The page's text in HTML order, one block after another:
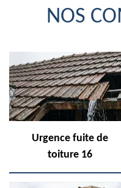
NOS
Urgence fuite de
toiture 16